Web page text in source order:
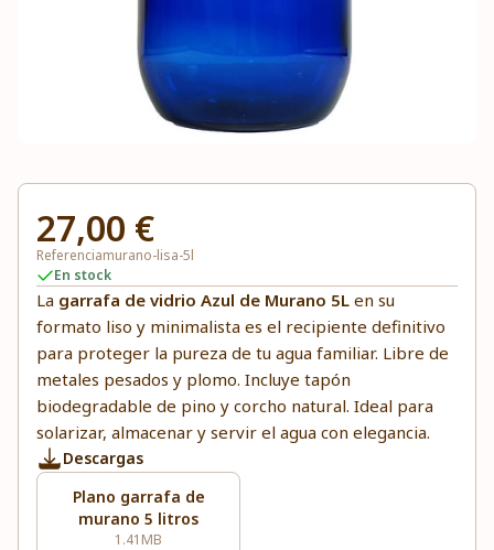
27,00 €
Referenciamurano-lisa-5l
En stock
La garrafa de vidrio Azul de Murano 5L en su
formato liso y minimalista es el recipiente definitivo
para proteger la pureza de tu agua familiar. Libre de
metales pesados y plomo. Incluye tapón
biodegradable de pino y corcho natural. Ideal para
solarizar, almacenar y servir el agua con elegancia.
Descargas
Plano garrafa de
murano 5 litros
1.41MB